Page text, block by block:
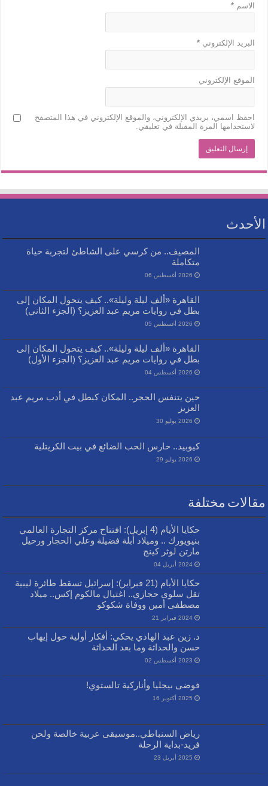
الاسم*
البريد الإلكتروني*
الموقع الإلكتروني
احفظ اسمي، بريدي الإلكتروني، والموقع الإلكتروني في هذا المتصفح
لاستخدامها المرة المقبلة في تعليقي.
الأحدث
المصيف.. من كرسي على الشاطئ لتجربة حياة
متكاملة
2026 أغسطس 06
القاهرة «ألف ليلة وليلة».. كيف يتحول المكان إلى
بطل في روايات مريم عبد العزيز؟ (الجزء الثاني)
2026 أغسطس 05
القاهرة «ألف ليلة وليلة».. كيف يتحول المكان إلى
بطل في روايات مريم عبد العزيز؟ (الجزء الأول)
2026 أغسطس 04
حين يتنفس الحجر.. المكان كبطل في أدب مريم عبد
العزيز
2026 يوليو 30
كيوبيد.. حارس الحب الضائع في بيت الكريتلية
2026 يوليو 29
مقالات مختلفة
حكايا الأيام (4 إبريل): افتتاح مركز التجارة العالمي
بنيويورك .. وميلاد أبلة فضيلة وعلي الحجار ورحيل
مارتن لوثر كينج
2024 أبريل 04
حكايا الأيام (21 فبراير): إسرائيل تسقط طائرة ليبية
تقل سلوى حجازي.. اغتيال مالكوم إكس.. ميلاد
مصطفى أمين ووفاة شكوكو
2024 فبراير 21
د. زين عبد الهادي يحكي: أفكار أولية حول إيهاب
حسن والحداثة وما بعد الحداثة
2023 أغسطس 02
فوضى بيجليا وأناركية تالستوي!
2025 أكتوبر 16
رياض السنباطي..موسيقى عربية خالصة ولحن
فريد-بداية الرحلة
2025 أبريل 23